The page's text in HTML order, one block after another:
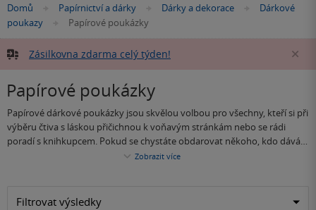
Nacházíte
se
Domů »Papírnictví a dárky »Dárky a dekorace »
Dárkové
poukazy
»Papírové poukázky
Zásilkovna zdarma celý týden!
Papírové poukázky
Papírové dárkové poukázky jsou skvělou volbou pro všechny, kteří si při
výběru čtiva s láskou přičichnou k voňavým stránkám nebo se rádi
poradí s knihkupcem. Pokud se chystáte obdarovat někoho, kdo dává
přednost on-line nákupům v pohodlí domova, vhodnější pro něj
knižních poukázek najdete vouchery v různé výši. Stačí si jen vybrat.
Zobrazit více
Filtrovat výsledky